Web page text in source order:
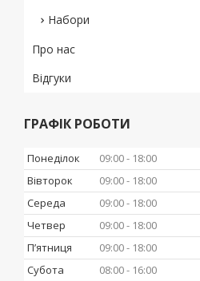
Набори
Про нас
Відгуки
ГРАФІК РОБОТИ
Понеділок 09:00
18:00
Вівторок
09:00
18:00
Середа
09:00
18:00
Четвер
09:00
18:00
Пʼятниця
09:00
18:00
Субота
08:00
16:00